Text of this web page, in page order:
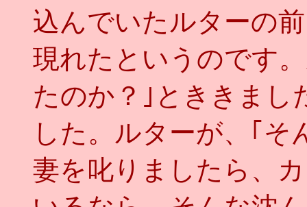
込んでいたルターの
現れたというのです
たのか？｣とききまし
した。ルターが、｢そ
妻を叱りましたら、